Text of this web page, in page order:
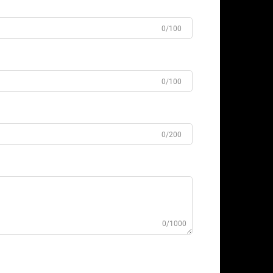
0/100
0/100
0/200
0/1000